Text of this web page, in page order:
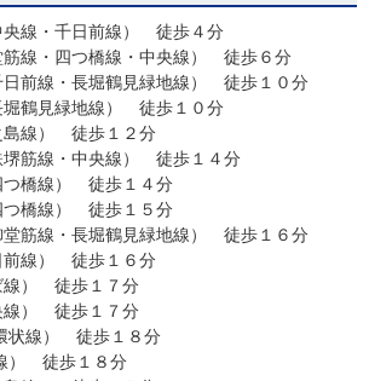
央線・千日前線） 徒歩４分
筋線・四つ橋線・中央線） 徒歩６分
日前線・長堀鶴見緑地線） 徒歩１０分
堀鶴見緑地線） 徒歩１０分
島線） 徒歩１２分
堺筋線・中央線） 徒歩１４分
つ橋線） 徒歩１４分
つ橋線） 徒歩１５分
堂筋線・長堀鶴見緑地線） 徒歩１６分
前線） 徒歩１６分
線） 徒歩１７分
線） 徒歩１７分
状線） 徒歩１８分
） 徒歩１８分